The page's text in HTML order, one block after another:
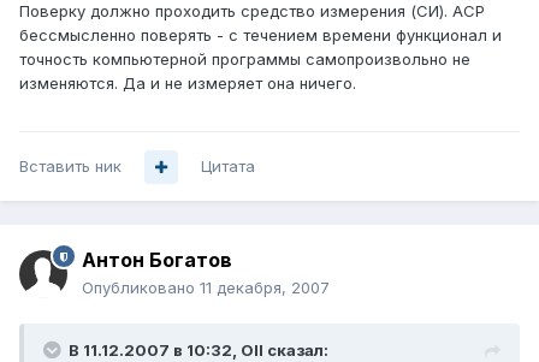
Поверку должно проходить средство измерения (СИ). АСР
бессмысленно поверять - с течением времени функционал и
точность компьютерной программы самопроизвольно не
изменяются. Да и не измеряет она ничего.
Вставить ник Цитата
Антон Богатов
Опубликовано 11 декабря, 2007
В 11.12.2007 в 10:32, Oll сказал: